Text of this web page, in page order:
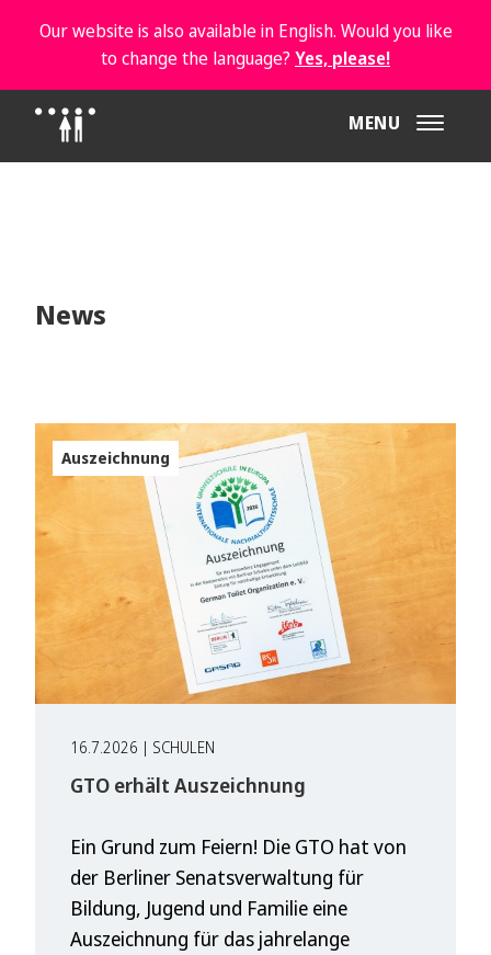
Our website is also available in English. Would you like
to change the language? Yes, please!
MENU
News
Auszeichnung
16.7.2026 | SCHULEN
GTO erhält Auszeichnung
Ein Grund zum Feiern! Die GTO hat von
der Berliner Senatsverwaltung für
Bildung, Jugend und Familie eine
Auszeichnung für das jahrelange